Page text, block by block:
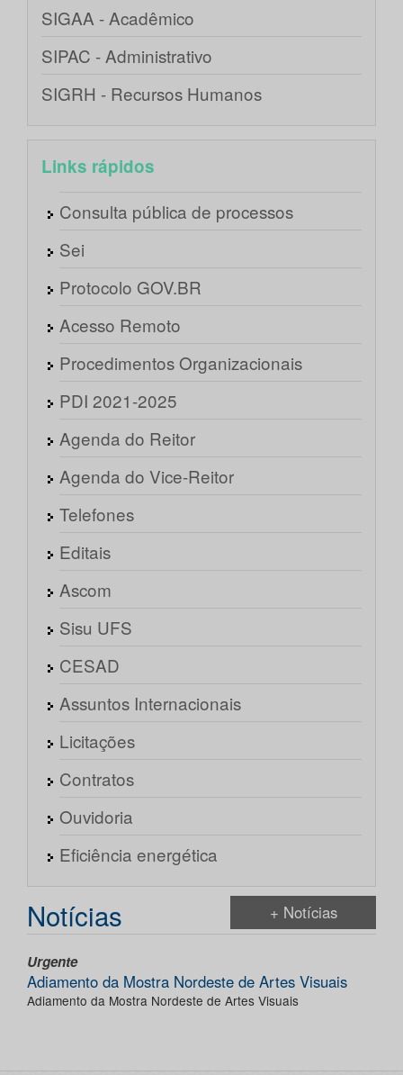
SIGAA - Acadêmico
SIPAC - Administrativo
SIGRH - Recursos Humanos
Links rápidos
Consulta pública de processos
Sei
Protocolo GOV.BR
Acesso Remoto
Procedimentos Organizacionais
PDI 2021-2025
Agenda do Reitor
Agenda do Vice-Reitor
Telefones
Editais
Ascom
Sisu UFS
CESAD
Assuntos Internacionais
Licitações
Contratos
Ouvidoria
Eficiência energética
Notícias + Notícias
Urgente
Adiamento da Mostra Nordeste de Artes Visuais
Adiamento da Mostra Nordeste de Artes Visuais